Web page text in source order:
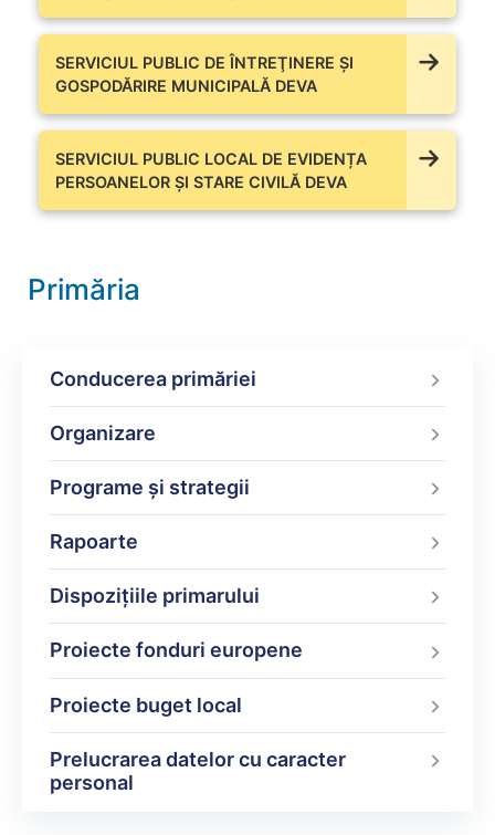
SERVICIUL PUBLIC DE ÎNTREŢINERE ŞI
GOSPODĂRIRE MUNICIPALĂ DEVA
SERVICIUL PUBLIC LOCAL DE EVIDENȚA
PERSOANELOR ȘI STARE CIVILĂ DEVA
Primăria
Conducerea primăriei
Organizare
Programe şi strategii
Rapoarte
Dispoziţiile primarului
Proiecte fonduri europene
Proiecte buget local
Prelucrarea datelor cu caracter
personal